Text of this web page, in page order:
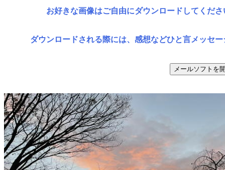
お好きな画像はご自由にダウンロードしてく
ダウンロードされる際には、感想などひと言メッセ